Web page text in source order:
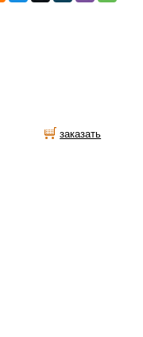
заказать